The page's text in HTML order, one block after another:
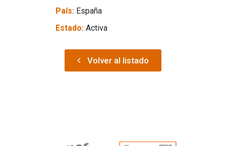
País: España
Estado: Activa
Volver al listado